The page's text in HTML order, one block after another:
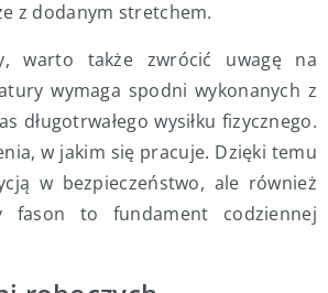
z dodanym stretchem.
warto także zwrócić uwagę na
wymaga spodni wykonanych z
wysiłku fizycznego.
w jakim się pracuje. Dzięki temu
w bezpieczeństwo, ale również
fason to fundament codziennej